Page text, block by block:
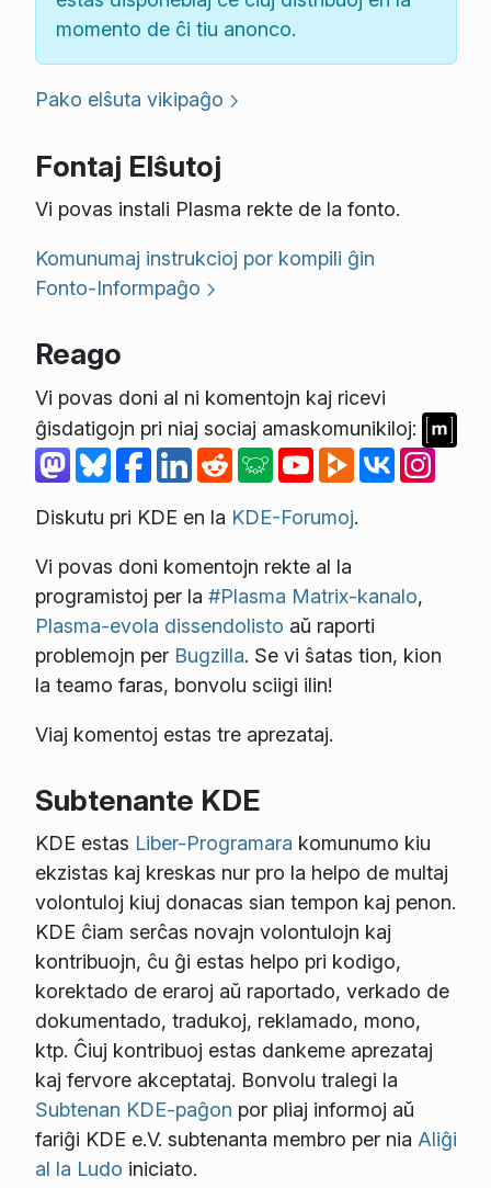
momento de ĉi tiu anonco.
Pako elŝuta vikipaĝo
Fontaj Elŝutoj
Vi povas instali Plasma rekte de la fonto.
Komunumaj instrukcioj por kompili ĝin
Fonto-Informpaĝo
Reago
Vi povas doni al ni komentojn kaj ricevi
ĝisdatigojn pri niaj sociaj amaskomunikiloj:
Diskutu pri KDE en la KDE-Forumoj.
Vi povas doni komentojn rekte al la
programistoj per la #Plasma Matrix-kanalo,
Plasma-evola dissendolisto aŭ raporti
problemojn per Bugzilla. Se vi ŝatas tion, kion
la teamo faras, bonvolu sciigi ilin!
Viaj komentoj estas tre aprezataj.
Subtenante KDE
KDE estas Liber-Programara komunumo kiu
ekzistas kaj kreskas nur pro la helpo de multaj
volontuloj kiuj donacas sian tempon kaj penon.
KDE ĉiam serĉas novajn volontulojn kaj
kontribuojn, ĉu ĝi estas helpo pri kodigo,
korektado de eraroj aŭ raportado, verkado de
dokumentado, tradukoj, reklamado, mono,
ktp. Ĉiuj kontribuoj estas dankeme aprezataj
kaj fervore akceptataj. Bonvolu tralegi la
Subtenan KDE-paĝon por pliaj informoj aŭ
fariĝi KDE e.V. subtenanta membro per nia Aliĝi
al la Ludo iniciato.